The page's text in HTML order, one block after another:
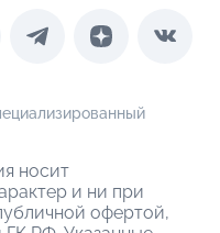
носит
и ни при
офертой,